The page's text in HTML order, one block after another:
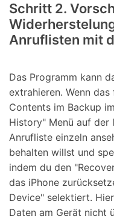
Schritt 2.
Anruflisten mit
Das Programm kann
extrahieren. Wenn
Contents im Backup
History" Menü auf der
Anrufliste einzeln
behalten willst und
indem du den
das iPhone
Device" selektiert.
Daten am Gerät nicht